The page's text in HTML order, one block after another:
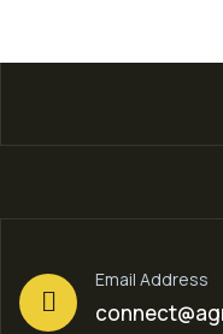
Email Address